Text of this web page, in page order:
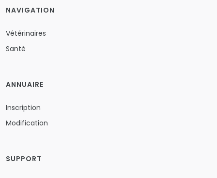
NAVIGATION
Vétérinaires
Santé
ANNUAIRE
Inscription
Modification
SUPPORT